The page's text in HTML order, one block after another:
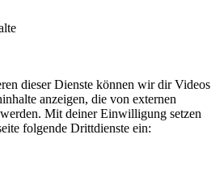
dieser Dienste können wir dir Videos
anzeigen, die von externen
Mit deiner Einwilligung setzen
folgende Drittdienste ein: